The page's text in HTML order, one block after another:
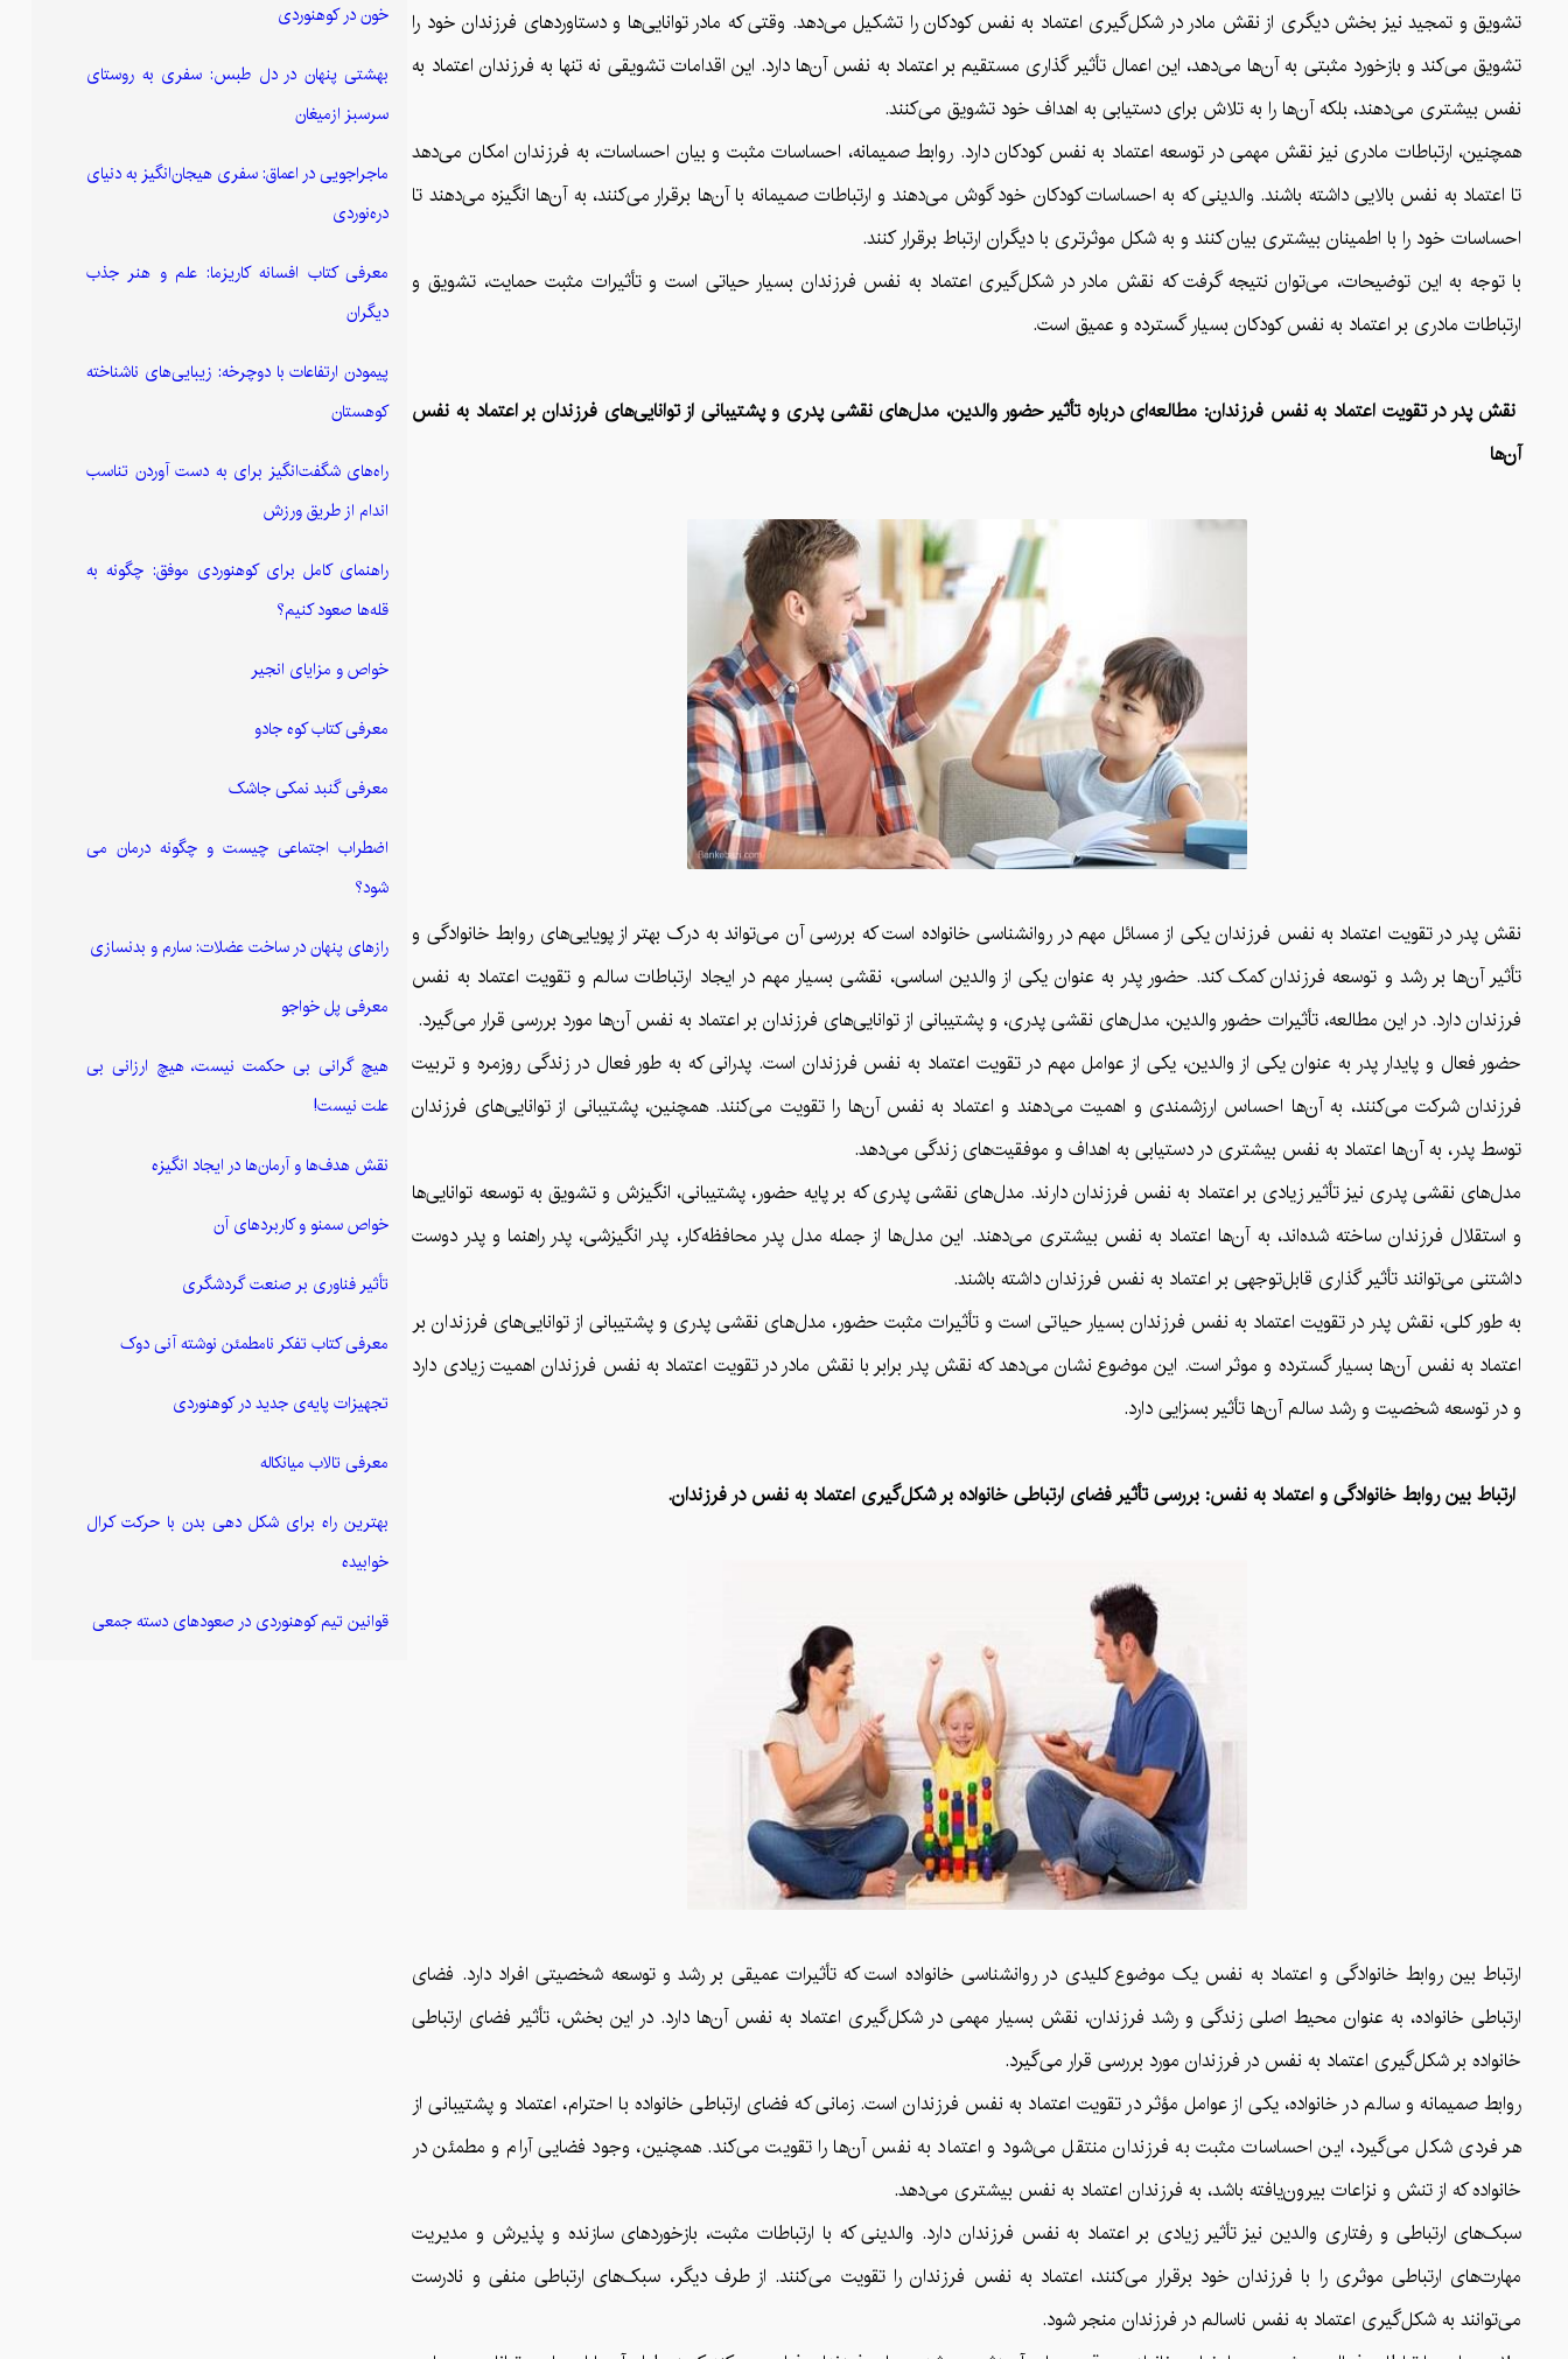
تشویق و تمجید نیز بخش دیگری از نقش مادر در شکل‌گیری اعتماد به نفس کودکان را تشکیل می‌دهد. وقتی که مادر توانایی‌ها و دستاوردهای فرزندان خود را
تشویق می‌کند و بازخورد مثبتی به آن‌ها می‌دهد، این اعمال تأثیر گذاری مستقیم بر اعتماد به نفس آن‌ها دارد. این اقدامات تشویقی نه تنها به فرزندان اعتماد به
نفس بیشتری می‌دهند، بلکه آن‌ها را به تلاش برای دستیابی به اهداف خود تشویق می‌کنند.
همچنین، ارتباطات مادری نیز نقش مهمی در توسعه اعتماد به نفس کودکان دارد. روابط صمیمانه، احساسات مثبت و بیان احساسات، به فرزندان امکان می‌دهد
تا اعتماد به نفس بالایی داشته باشند. والدینی که به احساسات کودکان خود گوش می‌دهند و ارتباطات صمیمانه با آن‌ها برقرار می‌کنند، به آن‌ها انگیزه می‌دهند تا
احساسات خود را با اطمینان بیشتری بیان کنند و به شکل موثرتری با دیگران ارتباط برقرار کنند.
با توجه به این توضیحات، می‌توان نتیجه گرفت که نقش مادر در شکل‌گیری اعتماد به نفس فرزندان بسیار حیاتی است و تأثیرات مثبت حمایت، تشویق و
ارتباطات مادری بر اعتماد به نفس کودکان بسیار گسترده و عمیق است.
نقش پدر در تقویت اعتماد به نفس فرزندان: مطالعه‌ای درباره تأثیر حضور والدین، مدل‌های نقشی پدری و پشتیبانی از توانایی‌های فرزندان بر اعتماد به نفس
آن‌ها
نقش پدر در تقویت اعتماد به نفس فرزندان یکی از مسائل مهم در روانشناسی خانواده است که بررسی آن می‌تواند به درک بهتر از پویایی‌های روابط خانوادگی و
تأثیر آن‌ها بر رشد و توسعه فرزندان کمک کند. حضور پدر به عنوان یکی از والدین اساسی، نقشی بسیار مهم در ایجاد ارتباطات سالم و تقویت اعتماد به نفس
فرزندان دارد. در این مطالعه، تأثیرات حضور والدین، مدل‌های نقشی پدری، و پشتیبانی از توانایی‌های فرزندان بر اعتماد به نفس آن‌ها مورد بررسی قرار می‌گیرد.
حضور فعال و پایدار پدر به عنوان یکی از والدین، یکی از عوامل مهم در تقویت اعتماد به نفس فرزندان است. پدرانی که به طور فعال در زندگی روزمره و تربیت
فرزندان شرکت می‌کنند، به آن‌ها احساس ارزشمندی و اهمیت می‌دهند و اعتماد به نفس آن‌ها را تقویت می‌کنند. همچنین، پشتیبانی از توانایی‌های فرزندان
توسط پدر، به آن‌ها اعتماد به نفس بیشتری در دستیابی به اهداف و موفقیت‌های زندگی می‌دهد.
مدل‌های نقشی پدری نیز تأثیر زیادی بر اعتماد به نفس فرزندان دارند. مدل‌های نقشی پدری که بر پایه حضور، پشتیبانی، انگیزش و تشویق به توسعه توانایی‌ها
و استقلال فرزندان ساخته شده‌اند، به آن‌ها اعتماد به نفس بیشتری می‌دهند. این مدل‌ها از جمله مدل پدر محافظه‌کار، پدر انگیزشی، پدر راهنما و پدر دوست
داشتنی می‌توانند تأثیر گذاری قابل‌توجهی بر اعتماد به نفس فرزندان داشته باشند.
به طور کلی، نقش پدر در تقویت اعتماد به نفس فرزندان بسیار حیاتی است و تأثیرات مثبت حضور، مدل‌های نقشی پدری و پشتیبانی از توانایی‌های فرزندان بر
اعتماد به نفس آن‌ها بسیار گسترده و موثر است. این موضوع نشان می‌دهد که نقش پدر برابر با نقش مادر در تقویت اعتماد به نفس فرزندان اهمیت زیادی دارد
و در توسعه شخصیت و رشد سالم آن‌ها تأثیر بسزایی دارد.
ارتباط بین روابط خانوادگی و اعتماد به نفس: بررسی تأثیر فضای ارتباطی خانواده بر شکل‌گیری اعتماد به نفس در فرزندان.
ارتباط بین روابط خانوادگی و اعتماد به نفس یک موضوع کلیدی در روانشناسی خانواده است که تأثیرات عمیقی بر رشد و توسعه شخصیتی افراد دارد. فضای
ارتباطی خانواده، به عنوان محیط اصلی زندگی و رشد فرزندان، نقش بسیار مهمی در شکل‌گیری اعتماد به نفس آن‌ها دارد. در این بخش، تأثیر فضای ارتباطی
خانواده بر شکل‌گیری اعتماد به نفس در فرزندان مورد بررسی قرار می‌گیرد.
روابط صمیمانه و سالم در خانواده، یکی از عوامل مؤثر در تقویت اعتماد به نفس فرزندان است. زمانی که فضای ارتباطی خانواده با احترام، اعتماد و پشتیبانی از
هر فردی شکل می‌گیرد، این احساسات مثبت به فرزندان منتقل می‌شود و اعتماد به نفس آن‌ها را تقویت می‌کند. همچنین، وجود فضایی آرام و مطمئن در
خانواده که از تنش و نزاعات بیرون‌یافته باشد، به فرزندان اعتماد به نفس بیشتری می‌دهد.
سبک‌های ارتباطی و رفتاری والدین نیز تأثیر زیادی بر اعتماد به نفس فرزندان دارد. والدینی که با ارتباطات مثبت، بازخوردهای سازنده و پذیرش و مدیریت
مهارت‌های ارتباطی موثری را با فرزندان خود برقرار می‌کنند، اعتماد به نفس فرزندان را تقویت می‌کنند. از طرف دیگر، سبک‌های ارتباطی منفی و نادرست
می‌توانند به شکل‌گیری اعتماد به نفس ناسالم در فرزندان منجر شود.
خون در کوهنوردی
بهشتی پنهان در دل طبس: سفری به روستای
سرسبز ازمیغان
ماجراجویی در اعماق: سفری هیجان‌انگیز به دنیای
دره‌نوردی
معرفی کتاب افسانه کاریزما: علم و هنر جذب
دیگران
پیمودن ارتفاعات با دوچرخه: زیبایی‌های ناشناخته
کوهستان
راه‌های شگفت‌انگیز برای به دست آوردن تناسب
اندام از طریق ورزش
راهنمای کامل برای کوهنوردی موفق: چگونه به
قله‌ها صعود کنیم؟
خواص و مزایای انجیر
معرفی کتاب کوه جادو
معرفی گنبد نمکی جاشک
اضطراب اجتماعی چیست و چگونه درمان می
شود؟
رازهای پنهان در ساخت عضلات: سارم و بدنسازی
معرفی پل خواجو
هیچ گرانی بی حکمت نیست، هیچ ارزانی بی
علت نیست!
نقش هدف‌ها و آرمان‌ها در ایجاد انگیزه
خواص سمنو و کاربردهای آن
تأثیر فناوری بر صنعت گردشگری
معرفی کتاب تفکر نامطمئن نوشته آنی دوک
تجهیزات پایه‌ی جدید در کوهنوردی
معرفی تالاب میانکاله
بهترین راه برای شکل دهی بدن با حرکت کرال
خوابیده
قوانین تیم کوهنوردی در صعودهای دسته جمعی